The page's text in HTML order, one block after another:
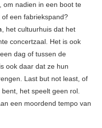
om nadien in een boot te
een fabriekspand?
, het cultuurhuis dat het
concertzaal. Het is ook
dag of tussen de
ook daar dat ze hun
Last but not least, of
het speelt geen rol.
een moordend tempo van